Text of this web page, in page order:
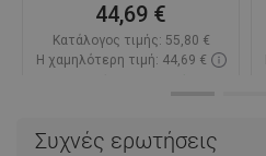
Συχνές ερωτήσεις
44,69 €
Κατάλογος τιμής: 55,80 €
Η χαμηλότερη τιμή: 44,69 €